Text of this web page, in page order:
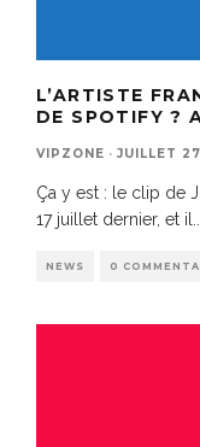
L’ARTISTE
DE SPOTIFY ?
VIPZONE · JUILLET
Ça y est : le clip de
17 juillet dernier, et il
NEWS 0